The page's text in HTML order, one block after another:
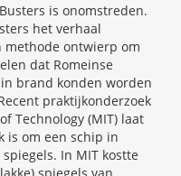
is onomstreden.
het verhaal
methode ontwierp om
dat Romeinse
in brand konden worden
praktijkonderzoek
Technology (MIT) laat
is om een schip in
In MIT kostte